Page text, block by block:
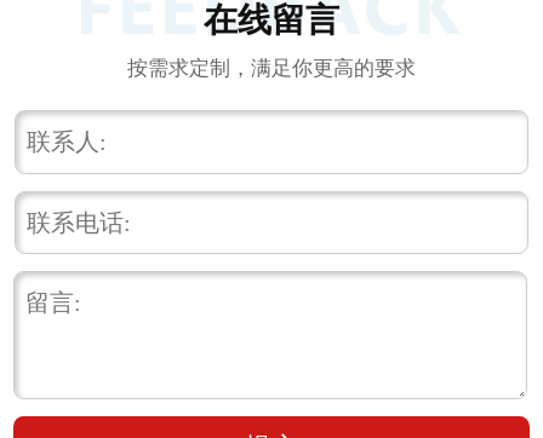
在线留言
按需求定制，满足你更高的要求